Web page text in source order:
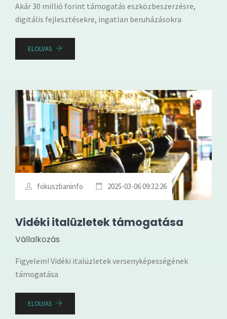
Akár 30 millió forint támogatás eszközbeszerzésre,
digitális fejlesztésekre, ingatlan beruházásokra
ELOLVAS
fokuszbaninfo 2025-03-06 09:32:26
Vidéki italüzletek támogatása
Vállalkozás
Figyelem! Vidéki italüzletek versenyképességének
támogatása
ELOLVAS